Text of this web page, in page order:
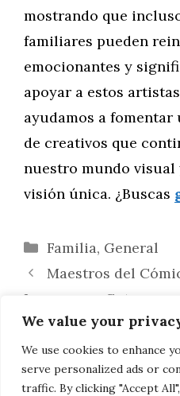
We value your
We use cookies to enhance
serve personalized ads or
traffic. By clicking "Accept
mostrando que
familiares pueden
emocionantes y
apoyar a estos
ayudamos a fomentar
de creativos que
nuestro mundo
visión única. ¿Buscas
Categorías
Familia, General
Maestros del
Incorporan Gatos en
Dominando las
Gatos Realistas:
Capturar Texturas y